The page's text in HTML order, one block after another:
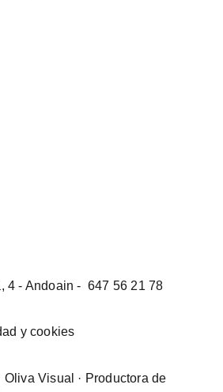
4 - Andoain - 647 56 21 78
y cookies
Visual · Productora de